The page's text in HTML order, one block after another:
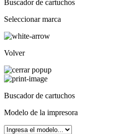
Buscador de cartuchos
Seleccionar marca
Volver
Buscador de cartuchos
Modelo de la impresora